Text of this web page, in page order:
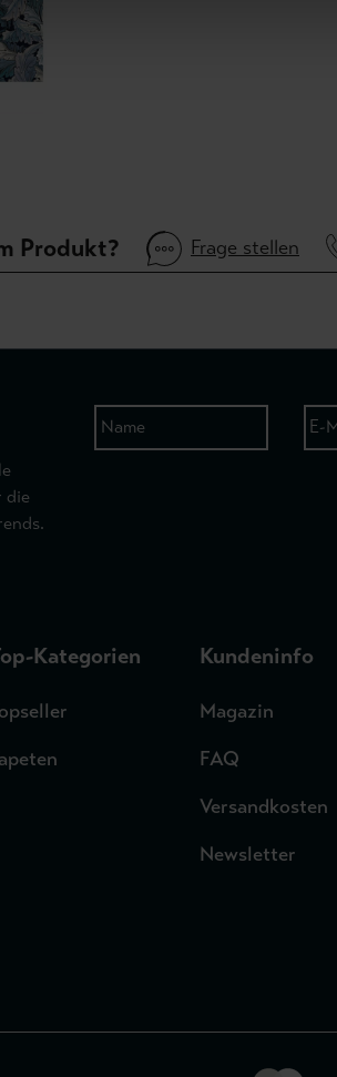
Produkt? Frage stellen
die
Kategorien Kundeninfo
Magazin
FAQ
Versandkosten
Newsletter